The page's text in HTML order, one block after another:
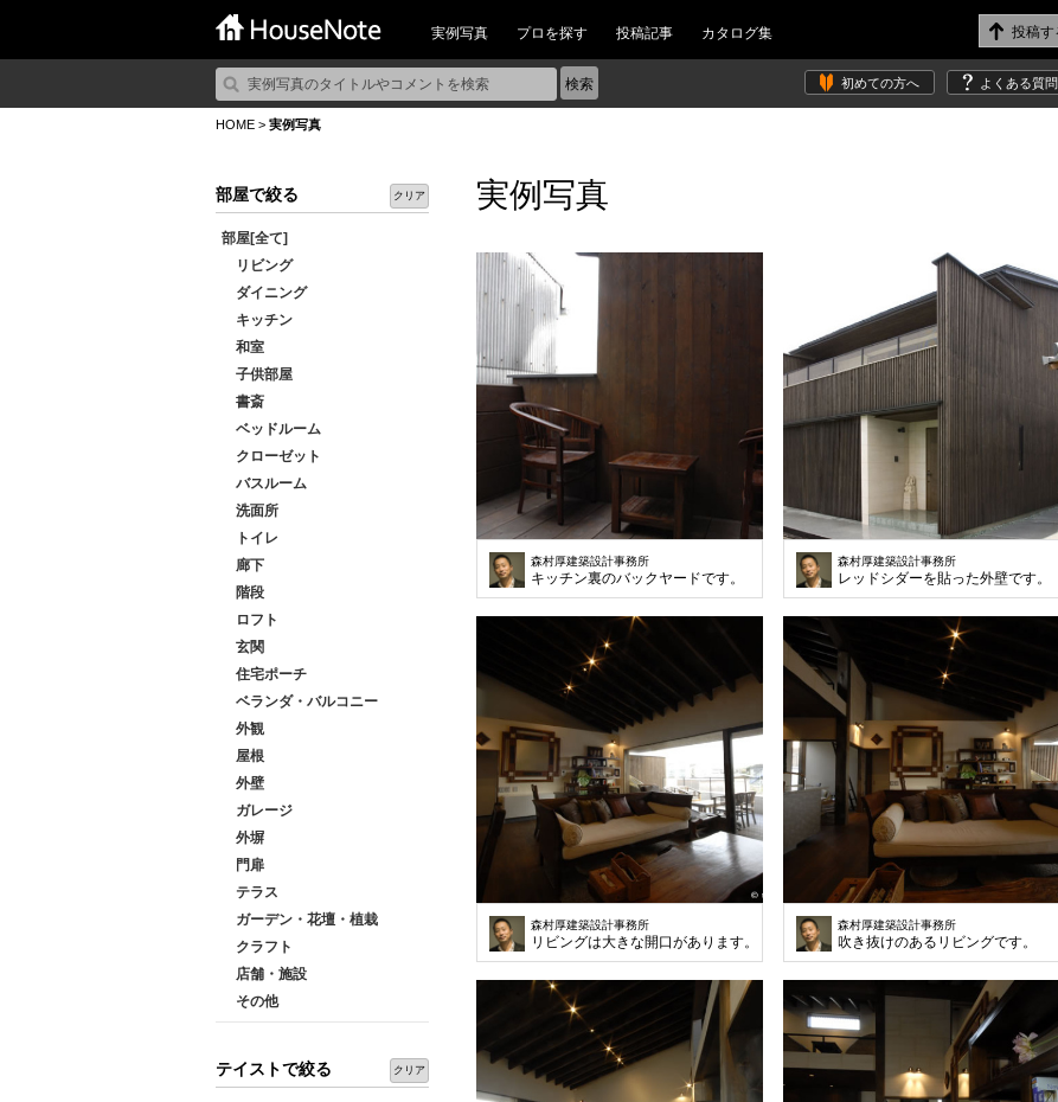
実例写真 プロを探す 投稿記事 カタログ集
初めての方へ よくある質問
HOME > 実例写真
部屋で絞る クリア
部屋[全て]
リビング
ダイニング
キッチン
和室
子供部屋
書斎
ベッドルーム
クローゼット
バスルーム
洗面所
トイレ
廊下
階段
ロフト
玄関
住宅ポーチ
ベランダ・バルコニー
外観
屋根
外壁
ガレージ
外塀
門扉
テラス
ガーデン・花壇・植栽
クラフト
店舗・施設
その他
テイストで絞る クリア
実例写真
森村厚建築設計事務所
キッチン裏のバックヤードです。
森村厚建築設計事務所
レッドシダーを貼った外壁です。
森村厚建築設計事務所
リビングは大きな開口があります。
森村厚建築設計事務所
吹き抜けのあるリビングです。